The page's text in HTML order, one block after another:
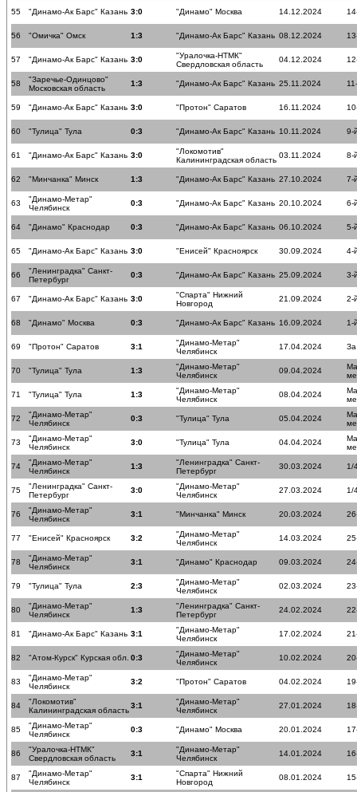
55 "Динамо-Ак Барс" Казань 3:0 "Динамо" Москва 14.12.2024
56 "Омичка" Омск 1:3 "Динамо-Ак Барс" Казань 08.12.2024
57 "Динамо-Ак Барс" Казань 3:0
"Уралочка-НТМК"
Свердловская область
04.12.2024
58
"Заречье-Одинцово"
Московская область
1:3 "Динамо-Ак Барс" Казань 25.11.2024
59 "Динамо-Ак Барс" Казань 3:0 "Протон" Саратов 16.11.2024
60 "Тулица" Тула 0:3 "Динамо-Ак Барс" Казань 10.11.2024 9-
61 "Динамо-Ак Барс" Казань 3:0
"Локомотив"
Калининградская область
03.11.2024 8-
62 "Минчанка" Минск 1:3 "Динамо-Ак Барс" Казань 27.10.2024 7-
63
"Динамо-Метар"
Челябинск
0:3 "Динамо-Ак Барс" Казань 20.10.2024 6-
64 "Динамо" Краснодар 0:3 "Динамо-Ак Барс" Казань 06.10.2024 5-
65 "Динамо-Ак Барс" Казань 3:0 "Енисей" Красноярск 30.09.2024 4-
66
"Ленинградка" Санкт-
Петербург
0:3 "Динамо-Ак Барс" Казань 25.09.2024 3-
67 "Динамо-Ак Барс" Казань 3:0
"Спарта" Нижний
Новгород
21.09.2024 2-
68 "Динамо" Москва 0:3 "Динамо-Ак Барс" Казань 16.09.2024 1-
69 "Протон" Саратов 3:1
"Динамо-Метар"
Челябинск
17.04.2024
70 "Тулица" Тула 1:3
"Динамо-Метар"
Челябинск
09.04.2024
71 "Тулица" Тула 1:3
"Динамо-Метар"
Челябинск
08.04.2024
72
"Динамо-Метар"
Челябинск
0:3 "Тулица" Тула 05.04.2024
73
"Динамо-Метар"
Челябинск
3:0 "Тулица" Тула 04.04.2024
74
"Динамо-Метар"
Челябинск
1:3
"Ленинградка" Санкт-
Петербург
30.03.2024 1/
75
"Ленинградка" Санкт-
Петербург
3:0
"Динамо-Метар"
Челябинск
27.03.2024 1/
76
"Динамо-Метар"
Челябинск
3:1 "Минчанка" Минск 20.03.2024
77 "Енисей" Красноярск 3:2
"Динамо-Метар"
Челябинск
14.03.2024
78
"Динамо-Метар"
Челябинск
3:1 "Динамо" Краснодар 09.03.2024
79 "Тулица" Тула 2:3
"Динамо-Метар"
Челябинск
02.03.2024
80
"Динамо-Метар"
Челябинск
1:3
"Ленинградка" Санкт-
Петербург
24.02.2024
81 "Динамо-Ак Барс" Казань 3:1
"Динамо-Метар"
Челябинск
17.02.2024
82 "Атом-Курск" Курская обл. 0:3
"Динамо-Метар"
Челябинск
10.02.2024
83
"Динамо-Метар"
Челябинск
3:2 "Протон" Саратов 04.02.2024
84
"Локомотив"
Калининградская область
3:1
"Динамо-Метар"
Челябинск
27.01.2024
85
"Динамо-Метар"
Челябинск
0:3 "Динамо" Москва 20.01.2024
86
"Уралочка-НТМК"
Свердловская область
3:1
"Динамо-Метар"
Челябинск
14.01.2024
87
"Динамо-Метар"
Челябинск
3:1
"Спарта" Нижний
Новгород
08.01.2024